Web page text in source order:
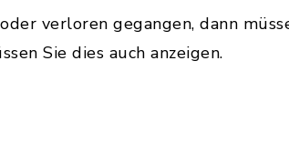
verloren gegangen, dann
Sie dies auch anzeigen.